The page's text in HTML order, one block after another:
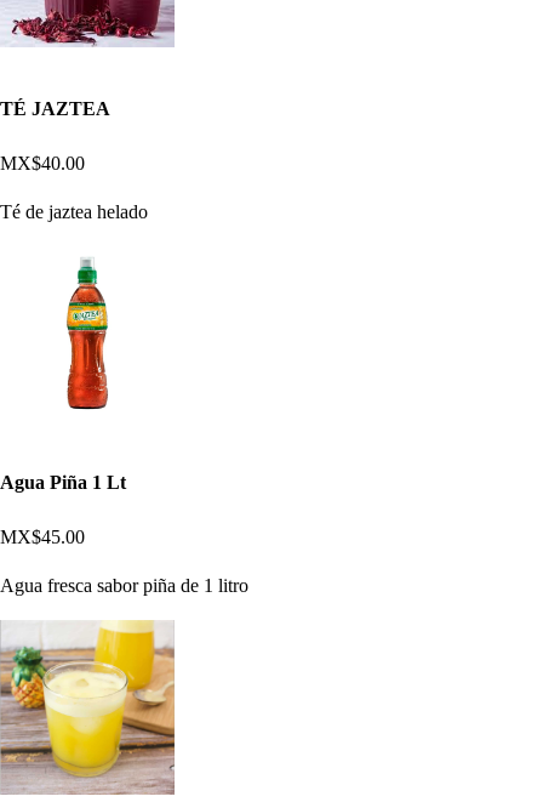
TÉ JAZTEA
MX$40.00
Té de jaztea helado
Agua Piña 1 Lt
MX$45.00
Agua fresca sabor piña de 1 litro